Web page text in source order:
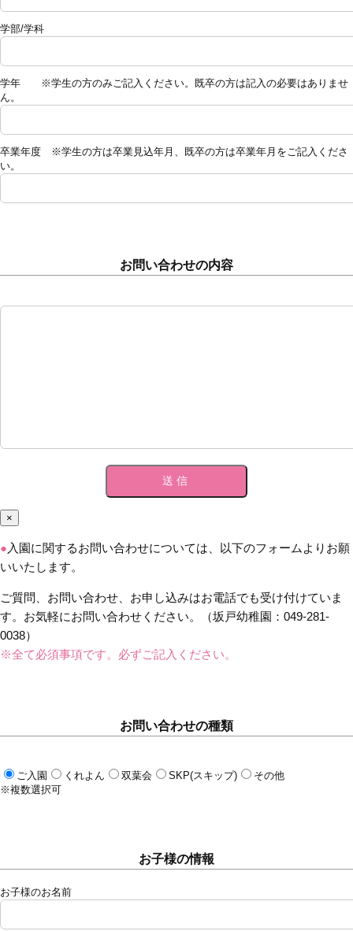
学部/学科
学年 ※学生の方のみご記入ください。既卒の方は記入の必要はありませ
ん。
卒業年度 ※学生の方は卒業見込年月、既卒の方は卒業年月をご記入くださ
い。
お問い合わせの内容
×
● 入園に関するお問い合わせについては、以下のフォームよりお願
いいたします。
ご質問、お問い合わせ、お申し込みはお電話でも受け付けていま
す。お気軽にお問い合わせください。（坂戸幼稚園：049-281-
0038）
※全て必須事項です。必ずご記入ください。
お問い合わせの種類
ご入園 くれよん 双葉会 SKP(スキップ)
その他
※複数選択可
お子様の情報
お子様のお名前